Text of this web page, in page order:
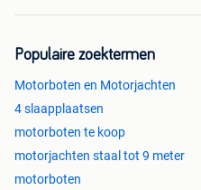
Populaire zoektermen
Motorboten en Motorjachten
4 slaapplaatsen
motorboten te koop
motorjachten staal tot 9 meter
motorboten